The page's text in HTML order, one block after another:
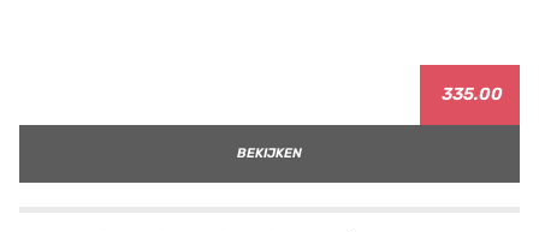
335.00
BEKIJKEN